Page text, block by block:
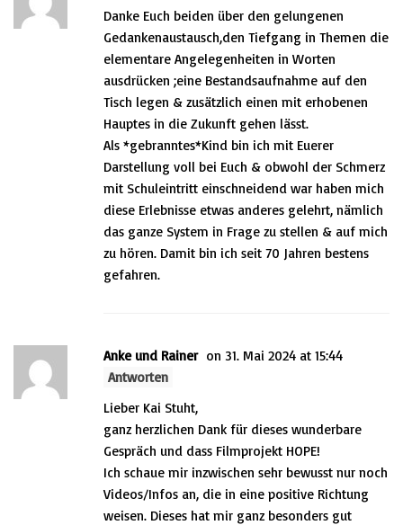
Danke Euch beiden über den gelungenen
Gedankenaustausch,den Tiefgang in Themen die
elementare Angelegenheiten in Worten
ausdrücken ;eine Bestandsaufnahme auf den
Tisch legen & zusätzlich einen mit erhobenen
Hauptes in die Zukunft gehen lässt.
Als *gebranntes*Kind bin ich mit Euerer
Darstellung voll bei Euch & obwohl der Schmerz
mit Schuleintritt einschneidend war haben mich
diese Erlebnisse etwas anderes gelehrt, nämlich
das ganze System in Frage zu stellen & auf mich
zu hören. Damit bin ich seit 70 Jahren bestens
gefahren.
Anke und Rainer on 31. Mai 2024 at 15:44
Antworten
Lieber Kai Stuht,
ganz herzlichen Dank für dieses wunderbare
Gespräch und dass Filmprojekt HOPE!
Ich schaue mir inzwischen sehr bewusst nur noch
Videos/Infos an, die in eine positive Richtung
weisen. Dieses hat mir ganz besonders gut